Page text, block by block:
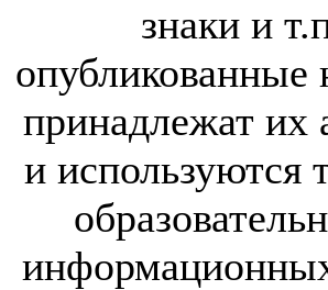
знаки и
опубликованные
принадлежат их
и используются